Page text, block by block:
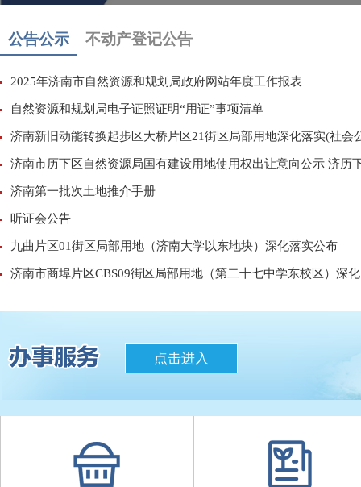
公告公示 不动产登记公告
2025年济南市自然资源和规划局政府网站年度工作报表
自然资源和规划局电子证照证明“用证”事项清单
济南新旧动能转换起步区大桥片区21街区局部用地深化落实(社会
济南市历下区自然资源局国有建设用地使用权出让意向公示 济历
济南第一批次土地推介手册
听证会公告
九曲片区01街区局部用地（济南大学以东地块）深化落实公布
济南市商埠片区CBS09街区局部用地（第二十七中学东校区）深
点击进入